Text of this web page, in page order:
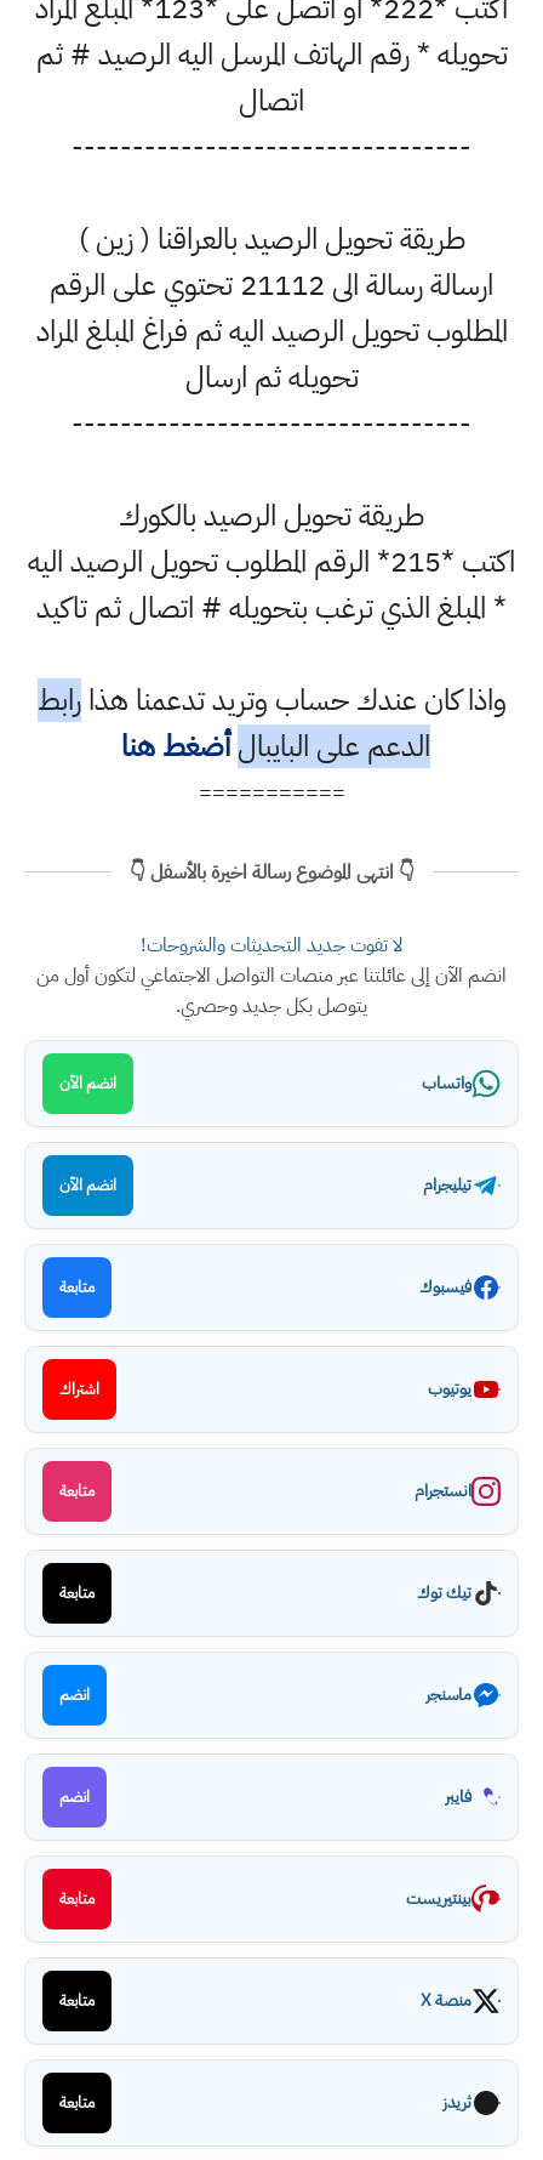
تحويله * رقم الهاتف المرسل اليه الرصيد # ثم
اتصال
---------------------------------
طريقة تحويل الرصيد بالعراقنا ( زين )
ارسالة رسالة الى 21112 تحتوي على الرقم
المطلوب تحويل الرصيد اليه ثم فراغ المبلغ المراد
تحويله ثم ارسال
---------------------------------
طريقة تحويل الرصيد بالكورك
اكتب *215* الرقم المطلوب تحويل الرصيد اليه
* المبلغ الذي ترغب بتحويله # اتصال ثم تاكيد
واذا كان عندك حساب وتريد تدعمنا هذارابط
الدعم على البايبال أضغط هنا
===========
👇 انتهى الموضوع رسالة اخيرة بالأسفل 👇
لا تفوت جديد التحديثات والشروحات!
انضم الآن إلى عائلتنا عبر منصات التواصل الاجتماعي لتكون أول من
يتوصل بكل جديد وحصري.
واتساب انضم الآن
تيليجرام انضم الآن
فيسبوك متابعة
يوتيوب اشتراك
انستجرام متابعة
تيك توك متابعة
ماسنجر انضم
فايبر انضم
بينتيريست متابعة
منصة X متابعة
ثريدز متابعة